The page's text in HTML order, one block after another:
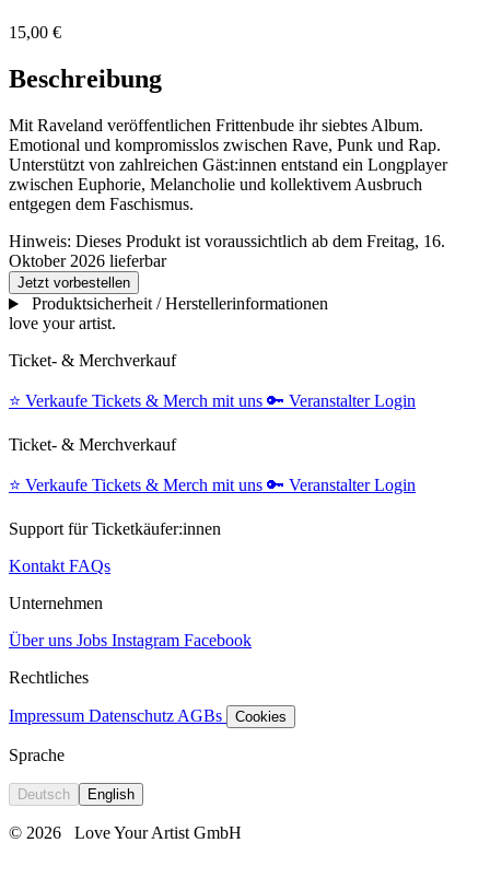
15,00 €
Beschreibung
Mit Raveland veröffentlichen Frittenbude ihr siebtes Album.
Emotional und kompromisslos zwischen Rave, Punk und Rap.
Unterstützt von zahlreichen Gäst:innen entstand ein Longplayer
zwischen Euphorie, Melancholie und kollektivem Ausbruch
entgegen dem Faschismus.
Hinweis: Dieses Produkt ist voraussichtlich ab dem Freitag, 16.
Oktober 2026 lieferbar
Jetzt vorbestellen
Produktsicherheit / Herstellerinformationen
love your artist.
Ticket- & Merchverkauf
⭐️ Verkaufe Tickets & Merch mit uns 🔑 Veranstalter Login
Ticket- & Merchverkauf
⭐️ Verkaufe Tickets & Merch mit uns 🔑 Veranstalter Login
Support für Ticketkäufer:innen
Kontakt FAQs
Unternehmen
Über uns Jobs Instagram Facebook
Rechtliches
Impressum Datenschutz AGBs Cookies
Sprache
Deutsch English
© 2026 Love Your Artist GmbH